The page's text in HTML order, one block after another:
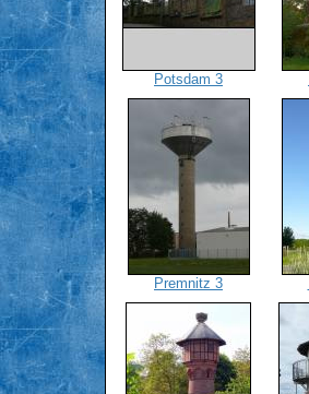
Potsdam 3
Premnitz 3